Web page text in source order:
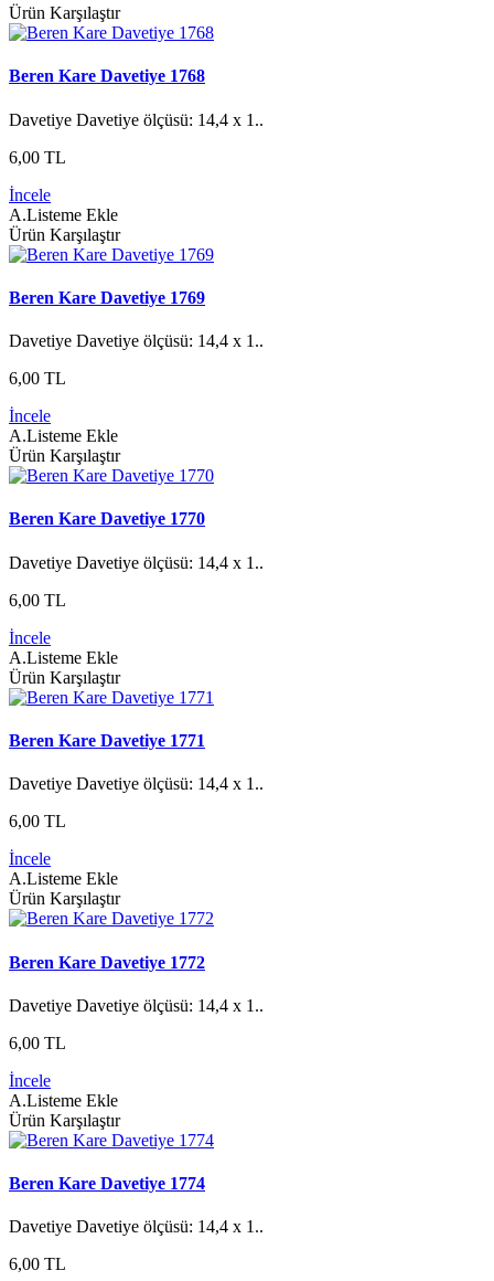
Ürün Karşılaştır
Beren Kare Davetiye 1768
Davetiye Davetiye ölçüsü: 14,4 x 1..
6,00 TL
İncele
A.Listeme Ekle
Ürün Karşılaştır
Beren Kare Davetiye 1769
Davetiye Davetiye ölçüsü: 14,4 x 1..
6,00 TL
İncele
A.Listeme Ekle
Ürün Karşılaştır
Beren Kare Davetiye 1770
Davetiye Davetiye ölçüsü: 14,4 x 1..
6,00 TL
İncele
A.Listeme Ekle
Ürün Karşılaştır
Beren Kare Davetiye 1771
Davetiye Davetiye ölçüsü: 14,4 x 1..
6,00 TL
İncele
A.Listeme Ekle
Ürün Karşılaştır
Beren Kare Davetiye 1772
Davetiye Davetiye ölçüsü: 14,4 x 1..
6,00 TL
İncele
A.Listeme Ekle
Ürün Karşılaştır
Beren Kare Davetiye 1774
Davetiye Davetiye ölçüsü: 14,4 x 1..
6,00 TL